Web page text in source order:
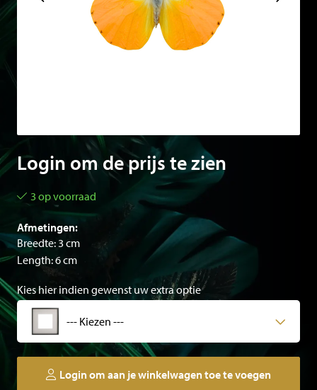
Login om de prijs te zien
3 op voorraad
Afmetingen:
Breedte: 3 cm
Length: 6 cm
Kies hier indien gewenst uw extra optie
--- Kiezen ---
Login om aan je winkelwagen toe te voegen